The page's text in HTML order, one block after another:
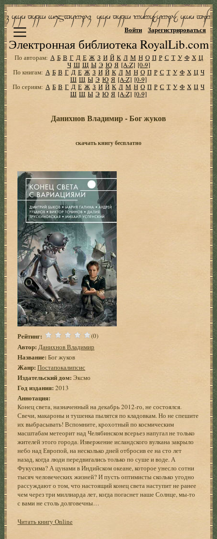
Электронная библиотека RoyalLib.com
Войти Зарегистрироваться
По авторам: А Б В Г Д Е Ж З И Й К Л М Н О П Р С Т У Ф Х Ц
Ч Ш Щ Ы Э Ю Я [A-Z] [0-9]
По книгам: А Б В Г Д Е Ж З И Й К Л М Н О П Р С Т У Ф Х Ц Ч
Ш Щ Ы Э Ю Я [A-Z] [0-9]
По сериям: А Б В Г Д Е Ж З И Й К Л М Н О П Р С Т У Ф Х Ц Ч
Ш Щ Ы Э Ю Я [A-Z] [0-9]
Данихнов Владимир - Бог жуков
скачать книгу бесплатно
Рейтинг: (0)
Автор: Данихнов Владимир
Название: Бог жуков
Жанр: Постапокалипсис
Издательский дом: Эксмо
Год издания: 2013
Аннотация:
Конец света, назначенный на декабрь 2012-го, не состоялся.
Свечи, макароны и тушенка пылятся по кладовкам. Но не спешите
их выбрасывать! Вспомните, крохотный по космическим
масштабам метеорит над Челябинском всерьез напугал не только
жителей этого города. Извержение исландского вулкана закрыло
небо над Европой, на несколько дней отбросив ее на сто лет
назад, когда люди передвигались только по суше и воде. А
Фукусима? А цунами в Индийском океане, которое унесло сотни
тысяч человеческих жизней? И пусть оптимисты сколько угодно
рассуждают о том, что настоящий конец света наступит не ранее
чем через три миллиарда лет, когда погаснет наше Солнце, мы-то
с вами не столь долговечны…
Читать книгу Online